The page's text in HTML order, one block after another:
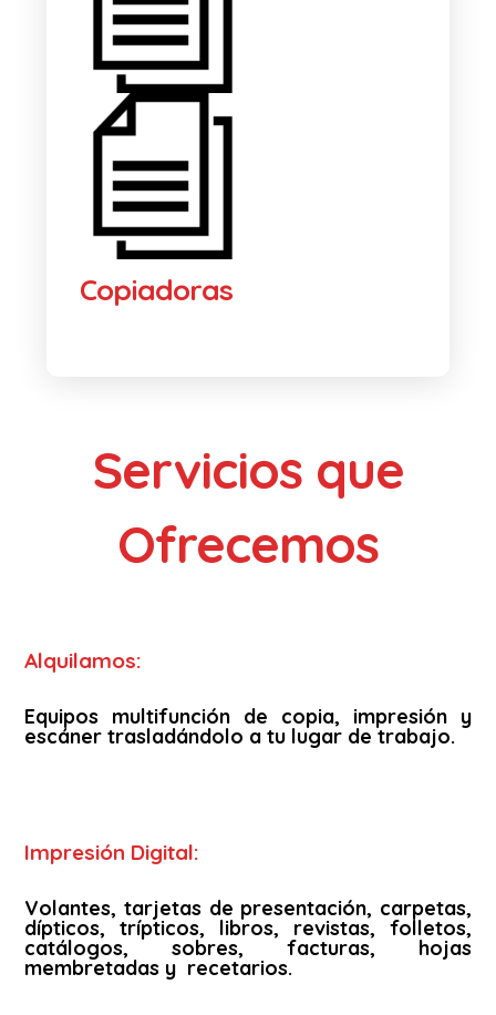
Copiadoras
Servicios que
Ofrecemos
Alquilamos:
Equipos multifunción de copia, impresión y
escáner trasladándolo a tu lugar de trabajo.
Impresión Digital:
Volantes, tarjetas de presentación, carpetas,
dípticos, trípticos, libros, revistas, folletos,
catálogos, sobres, facturas, hojas
membretadas y recetarios.